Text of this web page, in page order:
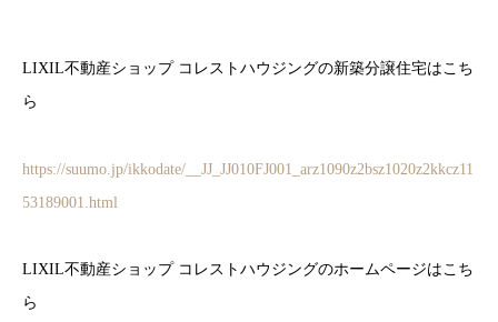
LIXIL不動産ショップ コレストハウジングの新築分譲住宅はこち
ら
https://suumo.jp/ikkodate/__JJ_JJ010FJ001_arz1090z2bsz1020z2kkcz11
53189001.html
LIXIL不動産ショップ コレストハウジングのホームページはこち
ら